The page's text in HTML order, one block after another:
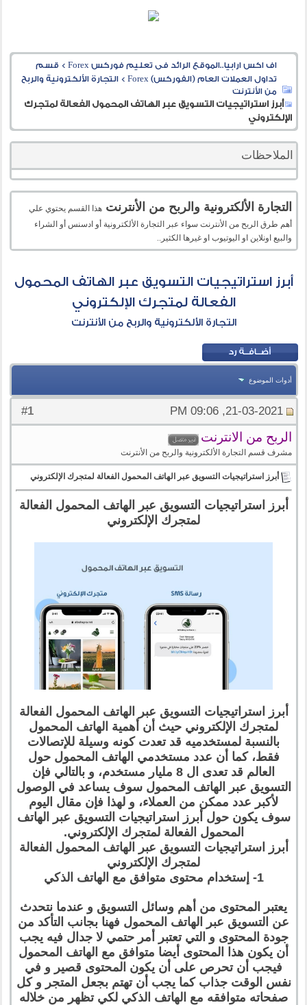
اف اكس ارابيا..الموقع الرائد فى تعليم فوركس Forex > قسم
تداول العملات العام (الفوركس) Forex
>التجارة الألكترونية والربح
من الأنترنت
أبرز استراتيجيات التسويق عبر الهاتف المحمول الفعالة لمتجرك
الإلكتروني
الملاحظات
التجارة الألكترونية والربح من الأنترنت هذا القسم يحتوي علي
أهم طرق الربح من الأنترنت سواء عبر التجارة الألكترونية أو ادسنس أو الشراء
والبيع اونلاين او اليوتيوب او غيرها الكثير..
أبرز استراتيجيات التسويق عبر الهاتف المحمول
الفعالة لمتجرك الإلكتروني
التجارة الألكترونية والربح من الأنترنت
أدوات الموضوع
#
1 21-03-2021, 09:06 PM
الربح من الانترنت
مشرف قسم التجارة الألكترونية والربح من الأنترنت
أبرز استراتيجيات التسويق عبر الهاتف المحمول الفعالة لمتجرك الإلكتروني
أبرز استراتيجيات التسويق عبر الهاتف المحمول الفعالة
لمتجرك الإلكتروني
أبرز استراتيجيات التسويق عبر الهاتف المحمول الفعالة
لمتجرك الإلكتروني حيث أن أهمية الهاتف المحمول
بالنسبة لمستخدميه قد تعدت كونه وسيلة للإتصالات
فقط، كما أن عدد مستخدمي الهاتف المحمول حول
العالم قد تعدى ال 8 مليار مستخدم، و بالتالي فإن
التسويق عبر الهاتف المحمول سوف يساعد في الوصول
لأكبر عدد ممكن من العملاء، و لهذا فإن مقال اليوم
سوف يكون حول أبرز استراتيجيات التسويق عبر الهاتف
المحمول الفعالة لمتجرك الإلكتروني.
أبرز استراتيجيات التسويق عبر الهاتف المحمول الفعالة
لمتجرك الإلكتروني
1- إستخدام محتوى متوافق مع الهاتف الذكي
يعتبر المحتوى من أهم وسائل التسويق و عندما نتحدث
عن التسويق عبر الهاتف المحمول فهنا بجانب التأكد من
جودة المحتوى و التي تعتبر أمر حتمي لا جدال فيه يجب
أن يكون هذا المحتوى أيضا متوافق مع الهاتف المحمول
فيجب أن تحرص على أن يكون المحتوى قصير و في
نفس الوقت جذاب كما يجب أن تهتم بجعل المتجر و كل
صفحاته متوافقه مع الهاتف الذكي لكي تظهر من خلاله